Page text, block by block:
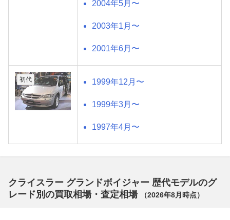
2004年5月〜
2003年1月〜
2001年6月〜
初代 1999年12月〜
1999年3月〜
1997年4月〜
クライスラー グランドボイジャー 歴代モデルのグ
レード別の買取相場・査定相場
（2026年8月 時点）